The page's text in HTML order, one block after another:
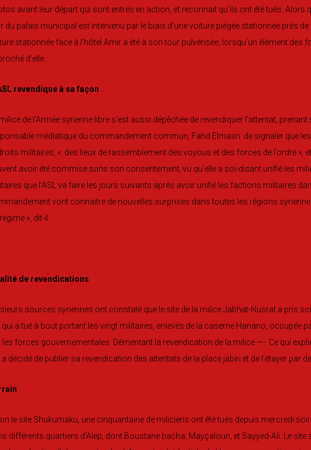
avant leur départ qui sont entrés en action, et reconnait qu’ils ont été tués. Alors
du palais municipal est intervenu par le biais d’une voiture piégée stationnée près
stationnée face à l’hôtel Amir a été à son tour pulvérisée, lorsqu’un élément des
d’elle.
revendique à sa façon
milice de l’Armée syrienne libre s’est aussi dépêchée de revendiquer l’attentat,
médiatique du commandement commun, Fahd Elmasri de signaler que
militaires, « des lieux de rassemblement des voyous et des forces de l’ordre »,
avoir été commise sans son consentement, vu qu’elle a soi-disant unifié les
que l’ASL va faire les jours suivants après avoir unifié les factions militaires
vont connaitre de nouvelles surprises dans toutes les régions
», dit-il.
de revendications
sources syriennes ont constaté que le site de la milice Jabhat-Nusrat a pris
qui a tué à bout portant les vingt militaires, enlevés de la caserne Hanano, occupée
les forces gouvernementales. Démentant la revendication de la milice —-. Ce qui
a décidé de publier sa revendication des attentats de la place jabiri et de l’étayer par
le site Shukumaku, une cinquantaine de miliciens ont été tués depuis mercredi
différents quartiers d’Alep, dont Boustane bacha, Mayçaloun, et Sayyed-Ali. Le site